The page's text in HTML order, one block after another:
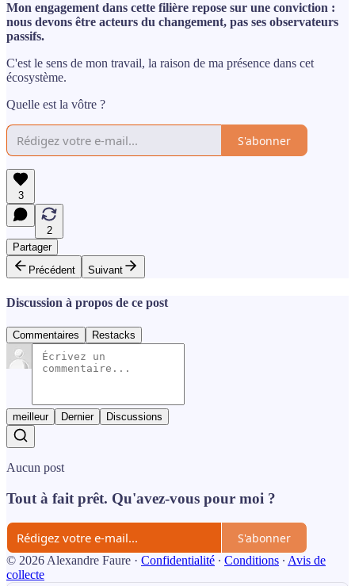
Mon engagement dans cette filière repose sur une conviction :
nous devons être acteurs du changement, pas ses observateurs
passifs.
C'est le sens de mon travail, la raison de ma présence dans cet
écosystème.
Quelle est la vôtre ?
S'abonner
3
2
Partager
Précédent
Suivant
Discussion à propos de ce post
Commentaires Restacks
meilleur Dernier Discussions
Aucun post
Tout à fait prêt. Qu'avez-vous pour moi ?
S'abonner
© 2026 Alexandre Faure · Confidentialité ∙ Conditions ∙ Avis de
collecte